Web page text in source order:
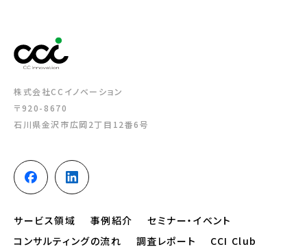
株式会社CCイノベーション
〒920-8670
石川県金沢市広岡2丁目12番6号
サービス領域 事例紹介
セミナー・イベント
コンサルティングの流れ
調査レポート
CCI Club